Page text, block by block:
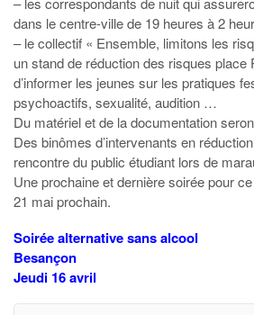
dans le centre-ville de 19 heures à 2
– le collectif « Ensemble, limitons les
un stand de réduction des risques
d’informer les jeunes sur les pratiques
psychoactifs, sexualité, audition …
Du matériel et de la documentation
Des binômes d’intervenants en
rencontre du public étudiant lors de
Une prochaine et dernière soirée pour
21 mai prochain.
Soirée alternative sans alcool
Besançon
Jeudi 16 avril